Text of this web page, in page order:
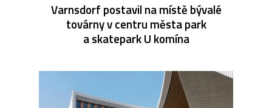
Varnsdorf postavil na místě bývalé
továrny v centru města park
a skatepark U komína